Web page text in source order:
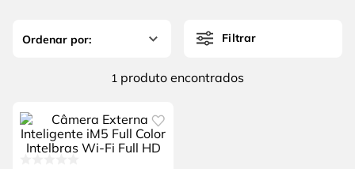
Filtrar
1 produto
10º alicate